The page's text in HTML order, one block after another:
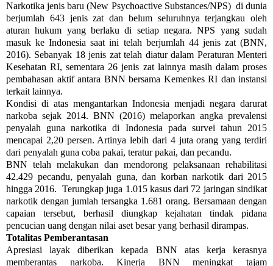
Narkotika jenis baru (New Psychoactive Substances/NPS) di dunia
berjumlah 643 jenis zat dan belum seluruhnya terjangkau oleh
aturan hukum yang berlaku di setiap negara. NPS yang sudah
masuk ke Indonesia saat ini telah berjumlah 44 jenis zat (BNN,
2016). Sebanyak 18 jenis zat telah diatur dalam Peraturan Menteri
Kesehatan RI, sementara 26 jenis zat lainnya masih dalam proses
pembahasan aktif antara BNN bersama Kemenkes RI dan instansi
terkait lainnya.
Kondisi di atas mengantarkan Indonesia menjadi negara darurat
narkoba sejak 2014. BNN (2016) melaporkan angka prevalensi
penyalah guna narkotika di Indonesia pada survei tahun 2015
mencapai 2,20 persen. Artinya lebih dari 4 juta orang yang terdiri
dari penyalah guna coba pakai, teratur pakai, dan pecandu.
BNN telah melakukan dan mendorong pelaksanaan rehabilitasi
42.429 pecandu, penyalah guna, dan korban narkotik dari 2015
hingga 2016. Terungkap juga 1.015 kasus dari 72 jaringan sindikat
narkotik dengan jumlah tersangka 1.681 orang. Bersamaan dengan
capaian tersebut, berhasil diungkap kejahatan tindak pidana
pencucian uang dengan nilai aset besar yang berhasil dirampas.
Totalitas Pemberantasan
Apresiasi layak diberikan kepada BNN atas kerja kerasnya
memberantas narkoba. Kinerja BNN meningkat tajam